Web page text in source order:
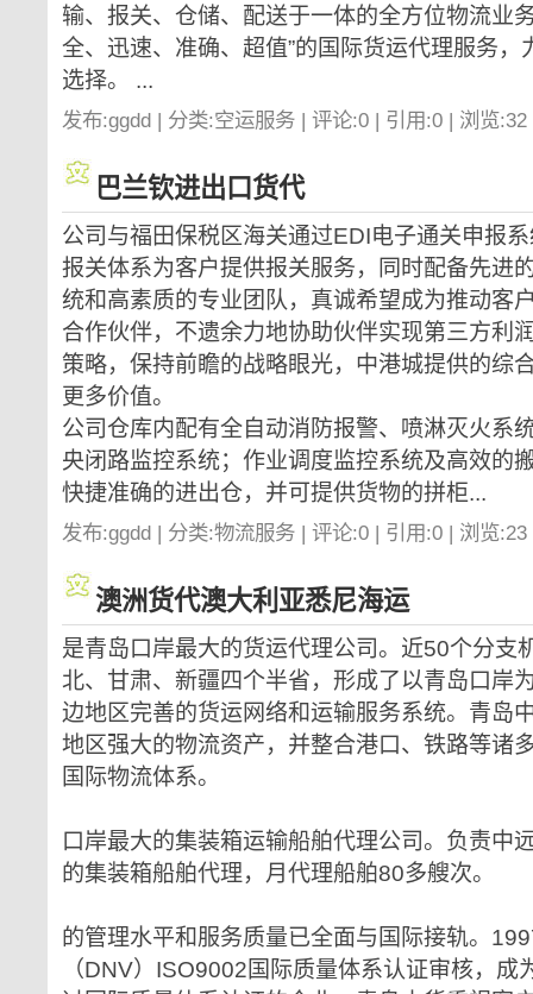
输、报关、仓储、配送于一体的全方位物流业
全、迅速、准确、超值”的国际货运代理服务
选择。 ...
发布:ggdd | 分类:空运服务 | 评论:0 | 引用:0 | 浏览:32
巴兰钦进出口货代
公司与福田保税区海关通过EDI电子通关申报
报关体系为客户提供报关服务，同时配备先进
统和高素质的专业团队，真诚希望成为推动客
合作伙伴，不遗余力地协助伙伴实现第三方利
策略，保持前瞻的战略眼光，中港城提供的综
更多价值。
公司仓库内配有全自动消防报警、喷淋灭火系
央闭路监控系统；作业调度监控系统及高效的
快捷准确的进出仓，并可提供货物的拼柜...
发布:ggdd | 分类:物流服务 | 评论:0 | 引用:0 | 浏览:23
澳洲货代澳大利亚悉尼海运
是青岛口岸最大的货运代理公司。近50个分支
北、甘肃、新疆四个半省，形成了以青岛口岸
边地区完善的货运网络和运输服务系统。青岛
地区强大的物流资产，并整合港口、铁路等诸
国际物流体系。
口岸最大的集装箱运输船舶代理公司。负责中
的集装箱船舶代理，月代理船舶80多艘次。
的管理水平和服务质量已全面与国际接轨。
（DNV）ISO9002国际质量体系认证审核，成